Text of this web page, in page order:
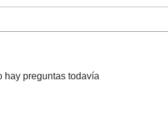
hay preguntas todavía